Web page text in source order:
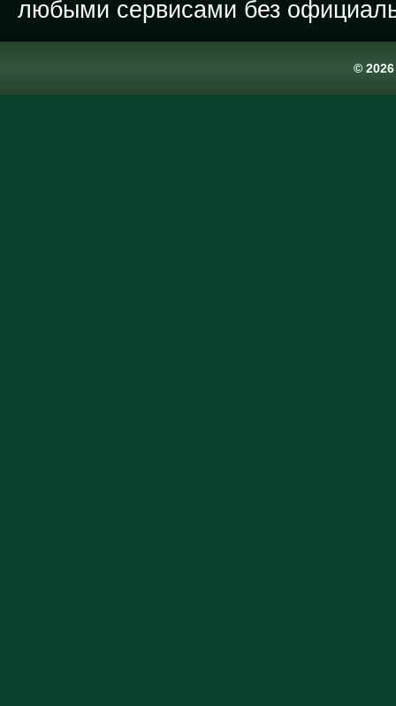
любыми сервисами без
©